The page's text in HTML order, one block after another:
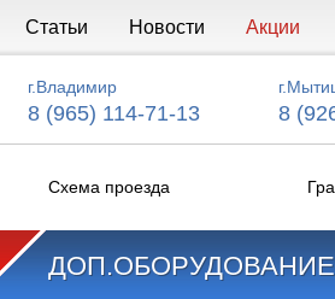
Статьи Новости Акции
г.Владимир
8 (965) 114-71-13 8
Схема проезда
ДОП.ОБОРУДОВАНИЕ